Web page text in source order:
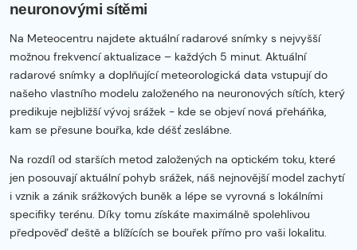
neuronovými sítěmi
Na Meteocentru najdete aktuální radarové snímky s nejvyšší
možnou frekvencí aktualizace – každých 5 minut. Aktuální
radarové snímky a doplňující meteorologická data vstupují do
našeho vlastního modelu založeného na neuronových sítích, který
predikuje nejbližší vývoj srážek - kde se objeví nová přeháňka,
kam se přesune bouřka, kde déšť zeslábne.
Na rozdíl od starších metod založených na optickém toku, které
jen posouvají aktuální pohyb srážek, náš nejnovější model zachytí
i vznik a zánik srážkových buněk a lépe se vyrovná s lokálními
specifiky terénu. Díky tomu získáte maximálně spolehlivou
předpověď deště a blížících se bouřek přímo pro vaši lokalitu.